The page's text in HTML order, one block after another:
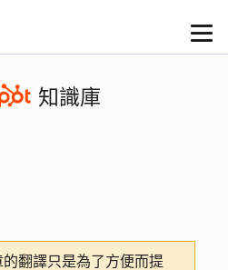
知識庫
的翻譯只是為了方便而提